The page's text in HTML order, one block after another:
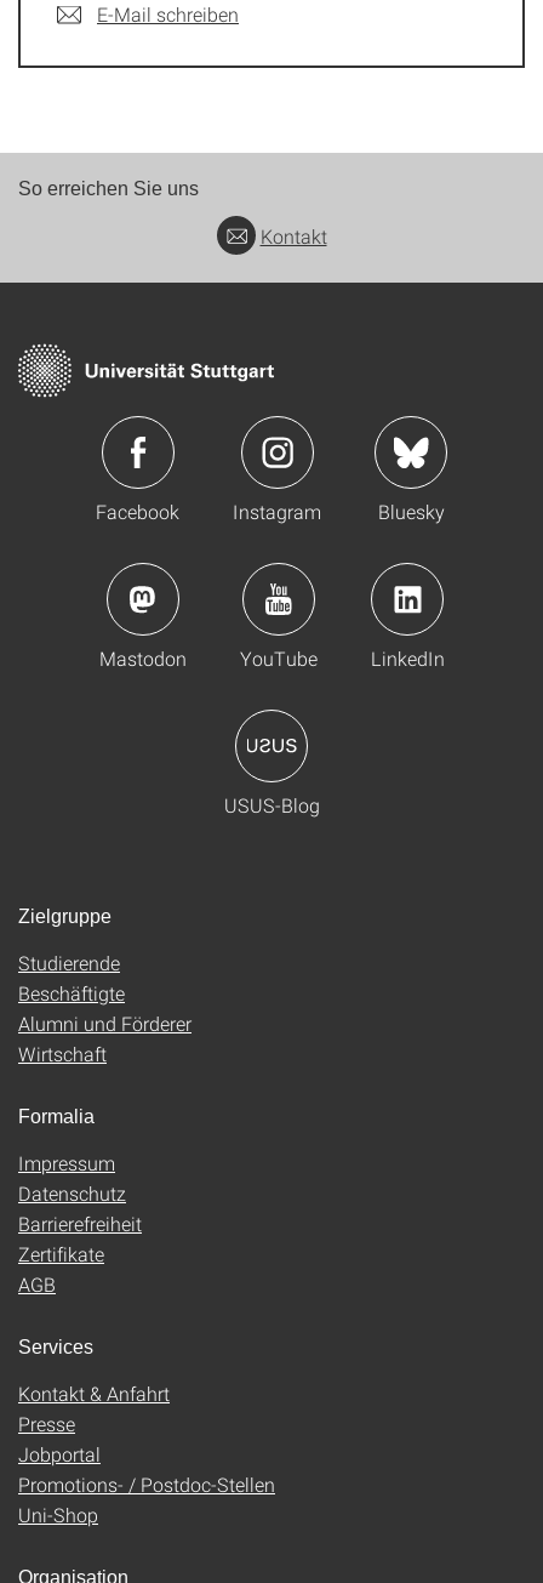
E-Mail schreiben
So erreichen Sie uns
Kontakt
Facebook Instagram Bluesky
Mastodon YouTube LinkedIn
USUS-Blog
Zielgruppe
Studierende
Beschäftigte
Alumni und Förderer
Wirtschaft
Formalia
Impressum
Datenschutz
Barrierefreiheit
Zertifikate
AGB
Services
Kontakt & Anfahrt
Presse
Jobportal
Promotions- / Postdoc-Stellen
Uni-Shop
Organisation